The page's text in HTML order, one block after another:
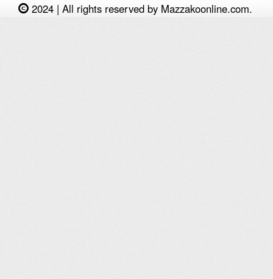
2024 | All rights reserved by Mazzakoonline.com.